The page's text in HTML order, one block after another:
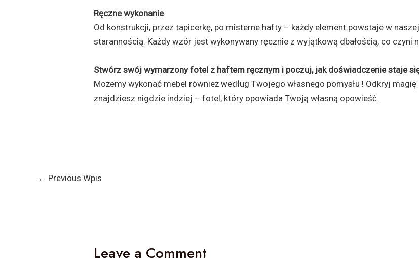
Ręczne wykonanie
Od konstrukcji, przez tapicerkę, po misterne hafty – każdy element powstaje w
starannością. Każdy wzór jest wykonywany ręcznie z wyjątkową dbałością, co czyni
Stwórz swój wymarzony fotel z haftem ręcznym i poczuj, jak doświadczenie staje
Możemy wykonać mebel również według Twojego własnego pomysłu ! Odkryj
znajdziesz nigdzie indziej – fotel, który opowiada Twoją własną opowieść.
← Previous Wpis
Leave a Comment